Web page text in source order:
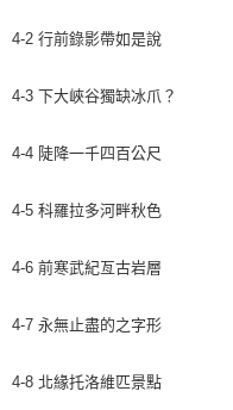
4-2 行前錄影帶如是說
4-3 下大峽谷獨缺冰爪？
4-4 陡降一千四百公尺
4-5 科羅拉多河畔秋色
4-6 前寒武紀亙古岩層
4-7 永無止盡的之字形
4-8 北緣托洛維匹景點